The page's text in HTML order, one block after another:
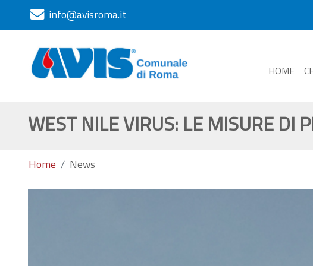
info@avisroma.it
HOME
WEST NILE VIRUS: LE MISURE DI
Home News